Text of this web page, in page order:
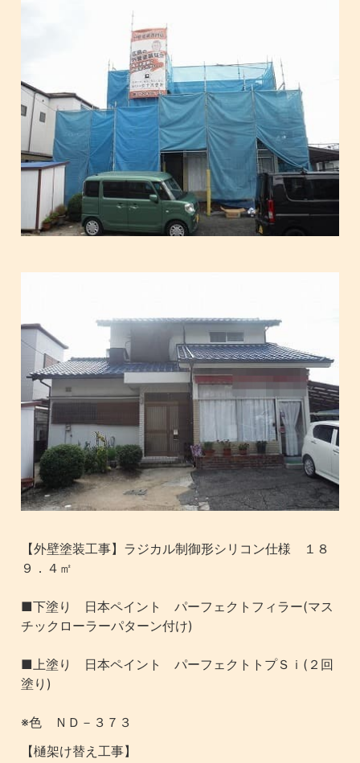
【外壁塗装工事】ラジカル制御形シリコン仕様 １８
９．４㎡
■下塗り 日本ペイント パーフェクトフィラー(マス
チックローラーパターン付け)
■上塗り 日本ペイント パーフェクトトプＳｉ(２回
塗り)
※色 ＮＤ－３７３
【樋架け替え工事】